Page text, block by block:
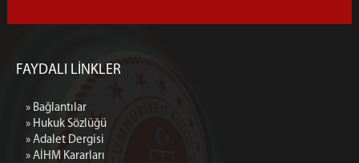
FAYDALI LİNKLER
» Bağlantılar
» Hukuk Sözlüğü
» Adalet Dergisi
» AİHM Kararları